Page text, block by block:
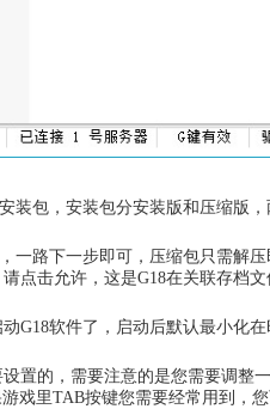
装包，安装包分安装版和压缩版
一路下一步即可，压缩包只需解
点击允许，这是G18在关联存档
G18软件了，启动后默认最小化
置的，需要注意的是您需要调整
戏里TAB按键您需要经常用到，